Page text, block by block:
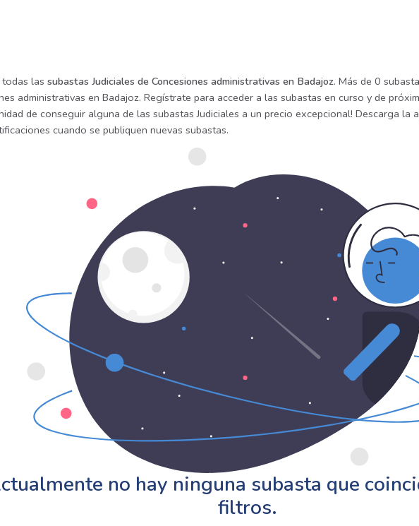
las subastas Judiciales de Concesiones administrativas en Badajoz. Más de 0
administrativas en Badajoz. Regístrate para acceder a las subastas en curso y de
de conseguir alguna de las subastas Judiciales a un precio excepcional! Descarga la
cuando se publiquen nuevas subastas.
no hay ninguna subasta que
filtros.